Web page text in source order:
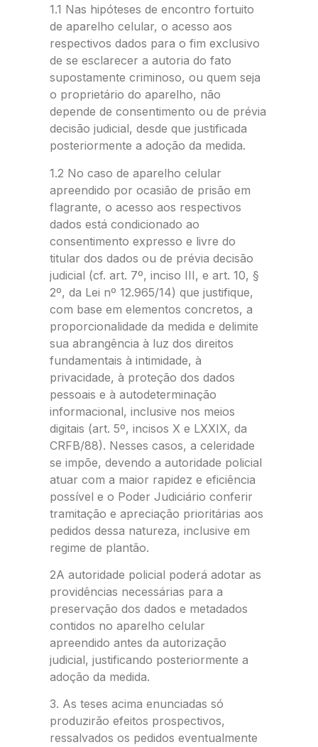
1.1 Nas hipóteses de encontro fortuito
de aparelho celular, o acesso aos
respectivos dados para o fim exclusivo
de se esclarecer a autoria do fato
supostamente criminoso, ou quem seja
o proprietário do aparelho, não
depende de consentimento ou de prévia
decisão judicial, desde que justificada
posteriormente a adoção da medida.
1.2 No caso de aparelho celular
apreendido por ocasião de prisão em
flagrante, o acesso aos respectivos
dados está condicionado ao
consentimento expresso e livre do
titular dos dados ou de prévia decisão
judicial (cf. art. 7º, inciso III, e art. 10, §
2º, da Lei nº 12.965/14) que justifique,
com base em elementos concretos, a
proporcionalidade da medida e delimite
sua abrangência à luz dos direitos
fundamentais à intimidade, à
privacidade, à proteção dos dados
pessoais e à autodeterminação
informacional, inclusive nos meios
digitais (art. 5º, incisos X e LXXIX, da
CRFB/88). Nesses casos, a celeridade
se impõe, devendo a autoridade policial
atuar com a maior rapidez e eficiência
possível e o Poder Judiciário conferir
tramitação e apreciação prioritárias aos
pedidos dessa natureza, inclusive em
regime de plantão.
2A autoridade policial poderá adotar as
providências necessárias para a
preservação dos dados e metadados
contidos no aparelho celular
apreendido antes da autorização
judicial, justificando posteriormente a
adoção da medida.
3. As teses acima enunciadas só
produzirão efeitos prospectivos,
ressalvados os pedidos eventualmente